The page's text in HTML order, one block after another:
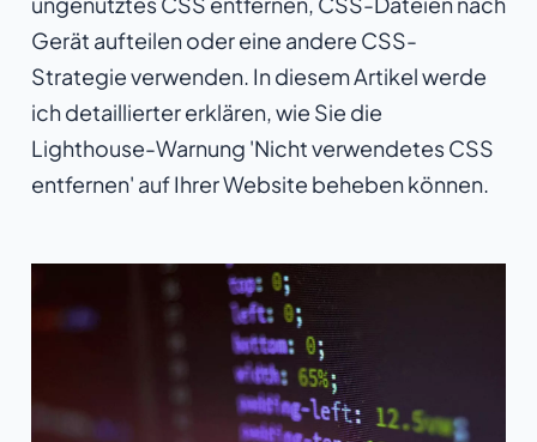
Gerät aufteilen oder eine andere CSS-
Strategie verwenden. In diesem Artikel werde
ich detaillierter erklären, wie Sie die
Lighthouse-Warnung 'Nicht verwendetes CSS
entfernen' auf Ihrer Website beheben können.